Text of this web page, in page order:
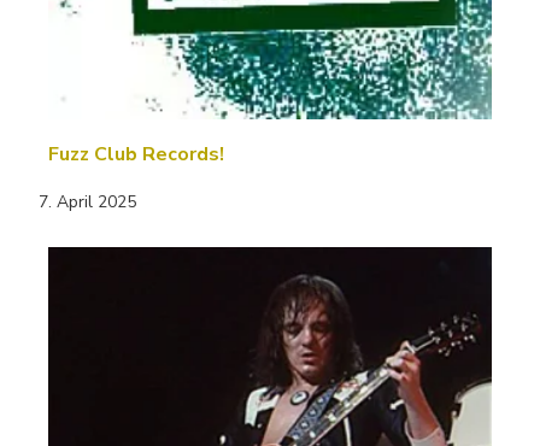
Fuzz Club Records!
7. April 2025